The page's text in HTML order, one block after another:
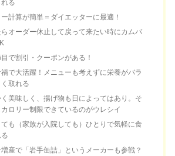
る
計算が簡単＝ダイエッターに最適！
オーダー休止して戻って来たい時にカムバ
で割引・クーポンがある！
禍で大活躍！メニューも考えずに栄養がバラ
取れる
く美味しく、揚げ物も日によってはあり。そ
ロリー制限できているのがウレシイ
も（家族が入院しても）ひとりで気軽に食
増産で「岩手缶詰」というメーカーも参戦？